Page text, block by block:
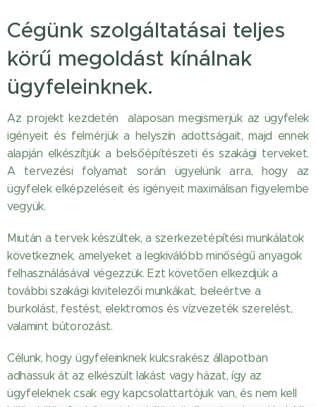
Cégünk szolgáltatásai teljes
körű megoldást kínálnak
ügyfeleinknek.
Az projekt kezdetén alaposan megismerjük az ügyfelek
igényeit és felmérjük a helyszín adottságait, majd ennek
alapján elkészítjük a belsőépítészeti és szakági terveket.
A tervezési folyamat során ügyelünk arra, hogy az
ügyfelek elképzeléseit és igényeit maximálisan figyelembe
vegyük.
Miután a tervek készültek, a szerkezetépítési munkálatok
következnek, amelyeket a legkiválóbb minőségű anyagok
felhasználásával végezzük. Ezt követően elkezdjük a
további szakági kivitelezői munkákat, beleértve a
burkolást, festést, elektromos és vízvezeték szerelést,
valamint bútorozást.
Célunk, hogy ügyfeleinknek kulcsrakész állapotban
adhassuk át az elkészült lakást vagy házat, így az
ügyfeleknek csak egy kapcsolattartójuk van, és nem kell